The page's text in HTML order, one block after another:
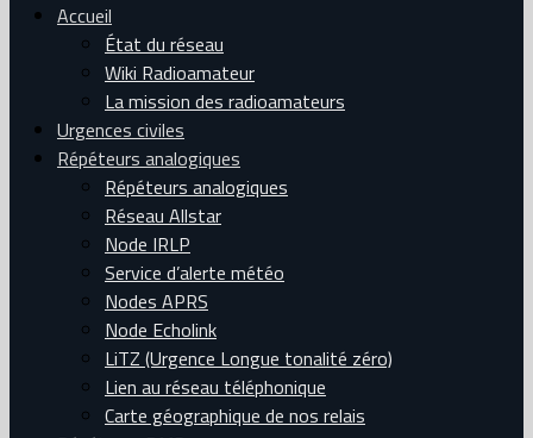
Accueil
État du réseau
Wiki Radioamateur
La mission des radioamateurs
Urgences civiles
Répéteurs analogiques
Répéteurs analogiques
Réseau Allstar
Node IRLP
Service d’alerte météo
Nodes APRS
Node Echolink
LiTZ (Urgence Longue tonalité zéro)
Lien au réseau téléphonique
Carte géographique de nos relais